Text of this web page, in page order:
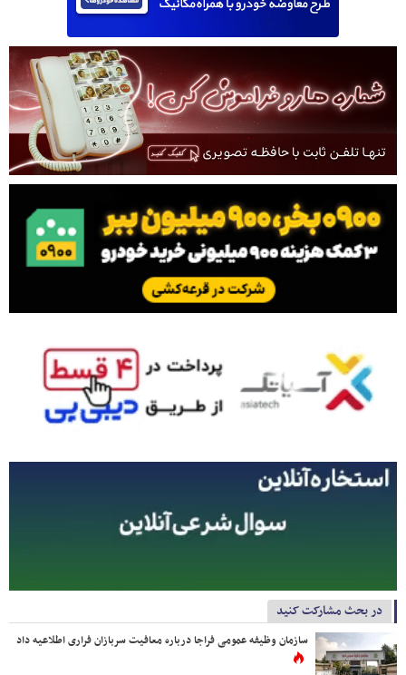
در بحث مشارکت کنید
سازمان وظیفه عمومی فراجا درباره معافیت سربازان فراری اطلاعیه داد